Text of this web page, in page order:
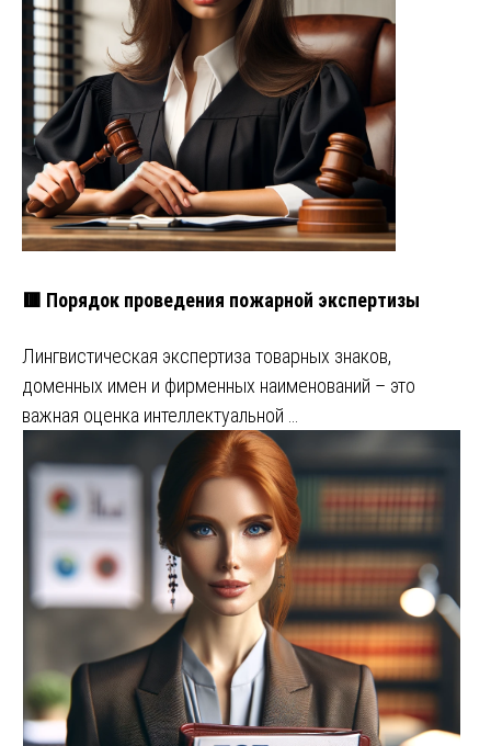
🟥 Порядок проведения пожарной экспертизы
Лингвистическая экспертиза товарных знаков,
доменных имен и фирменных наименований – это
важная оценка интеллектуальной …